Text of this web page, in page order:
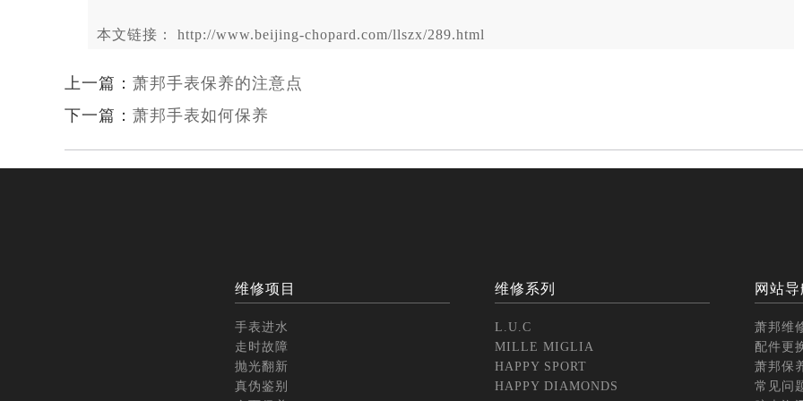
本文链接： http://www.beijing-chopard.com/llszx/289.html
上一篇： 萧邦手表保养的注意点
下一篇： 萧邦手表如何保养
维修项目
手表进水
走时故障
抛光翻新
真伪鉴别
维修系列
L.U.C
MILLE MIGLIA
HAPPY SPORT
HAPPY DIAMONDS
网站导
萧邦维
配件更
萧邦保
常见问